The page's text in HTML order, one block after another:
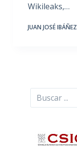
Wikileaks,…
JUAN JOSÉ IBÁÑEZ
Buscar